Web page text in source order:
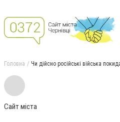
Головна Чи дійсно російські війська
Сайт міста